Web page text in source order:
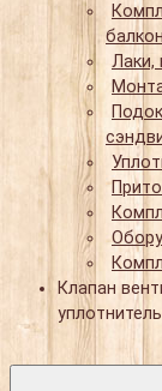
Лаки,
Клапан